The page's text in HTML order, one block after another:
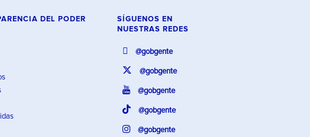
DEL PODER
SÍGUENOS EN
NUESTRAS REDES
@gobgente
@gobgente
@gobgente
@gobgente
@gobgente